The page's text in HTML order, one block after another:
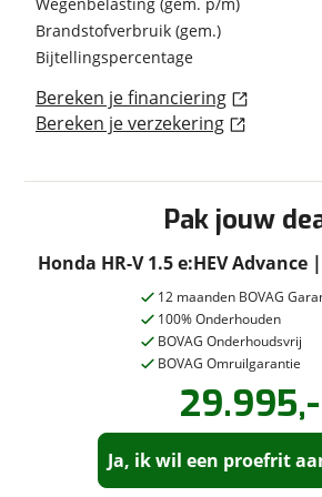
Nieuwprijs
Garanties
Onderhoudsboekjes
Ja
Accu en laden
Snelladen Nee
Brandstofverbruik (gem.)
Bijtellingspercentage
Bereken je financiering
Bereken je verzekering
buitenspiegels elektrisch
buitenspiegels elektrisch verstel-
verwarmbaar
LED achterlichten
LED dagrijverlichting
LED mistlampen
lichtmetalen velgen 18"
metaalkleur parelmoer
automatische
zwarte (glans) exterieur delen
Interieur & Comfort
Pak jouw
Honda HR-V 1.5 e:HEV
Seasonbanden
12 maanden BOVAG
100% Onderhouden
BOVAG Onderhoudsvrij
BOVAG Omruilgarantie
29.995,-
Ja, ik wil een proefrit
Vraag eenproefrit
aan!
Autobedrijf van Roon -
Stel eenvraag!
Autobedrijf van Roon -